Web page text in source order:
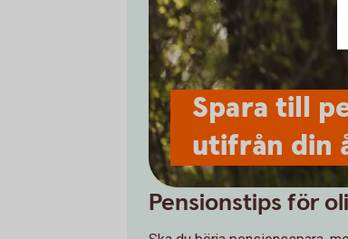
Spara till
utifrån din
Pensionstips för